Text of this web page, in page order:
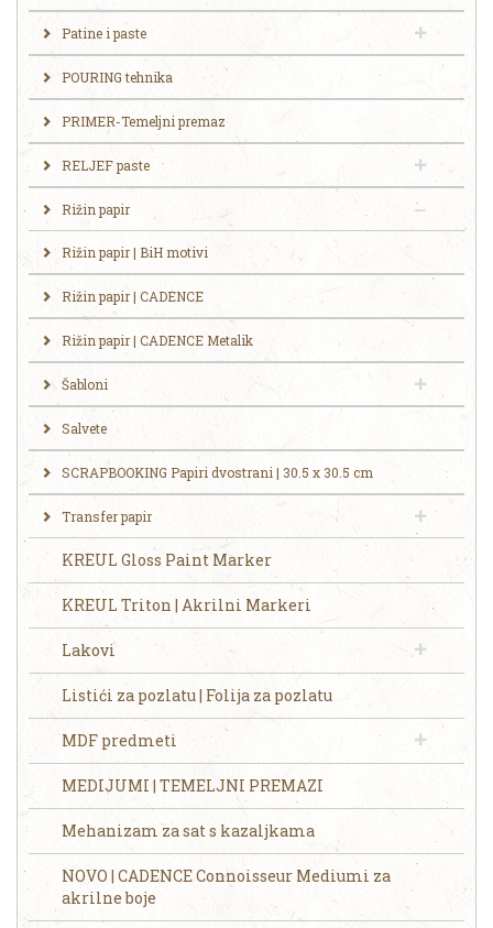
Patine i paste
POURING tehnika
PRIMER-Temeljni premaz
RELJEF paste
Rižin papir
Rižin papir | BiH motivi
Rižin papir | CADENCE
Rižin papir | CADENCE Metalik
Šabloni
Salvete
SCRAPBOOKING Papiri dvostrani | 30.5 x 30.5 cm
Transfer papir
KREUL Gloss Paint Marker
KREUL Triton | Akrilni Markeri
Lakovi
Listići za pozlatu | Folija za pozlatu
MDF predmeti
MEDIJUMI | TEMELJNI PREMAZI
Mehanizam za sat s kazaljkama
NOVO | CADENCE Connoisseur Mediumi za
akrilne boje